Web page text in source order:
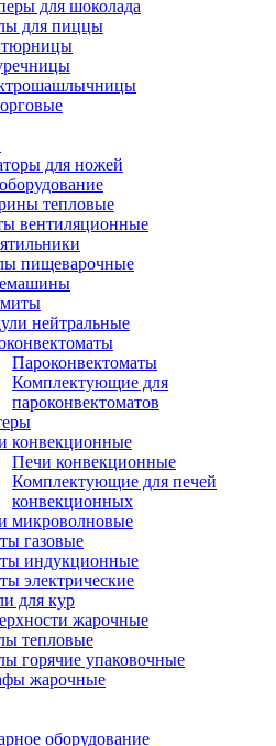
для шоколада
для пиццы
для ножей
тепловые
вентиляционные
пищеварочные
нейтральные
Пароконвектоматы
Комплектующие для
пароконвектоматов
конвекционные
Печи конвекционные
Комплектующие для печей
конвекционных
микроволновые
газовые
индукционные
электрические
для кур
жарочные
тепловые
горячие упаковочные
жарочные
оборудование